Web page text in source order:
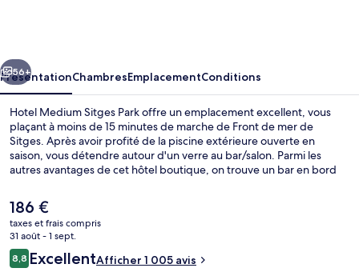
Suivant
56+
PrésentationChambresEmplacementConditions
Hotel Medium Sitges Park offre un emplacement excellent, vous
plaçant à moins de 15 minutes de marche de Front de mer de
Sitges. Après avoir profité de la piscine extérieure ouverte en
saison, vous détendre autour d'un verre au bar/salon. Parmi les
autres avantages de cet hôtel boutique, on trouve un bar en bord
pour des vacances sans soucis. Les autres voyageurs adorent le
personnel attentionné et le petit déjeuner.
Le
prix
actuel
est
de
186 €
taxes et frais compris
31 août - 1 sept.
Avis
voyageurs
8,88,8 sur 10
ExcellentAfficher 1 005 avis